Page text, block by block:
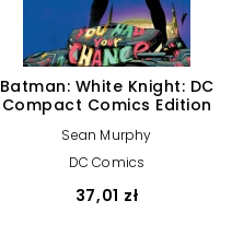
Batman: White Knight: DC
Compact Comics Edition
Sean Murphy
DC Comics
37,01 zł